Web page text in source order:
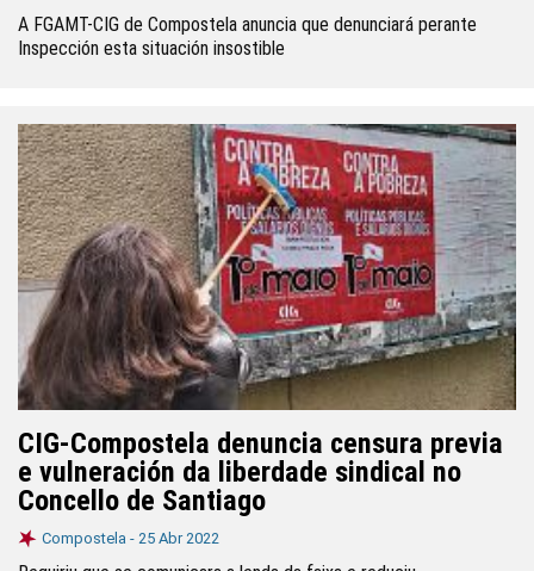
A FGAMT-CIG de Compostela anuncia que denunciará perante
Inspección esta situación insostible
CIG-Compostela denuncia censura previa
e vulneración da liberdade sindical no
Concello de Santiago
Compostela - 25 Abr 2022